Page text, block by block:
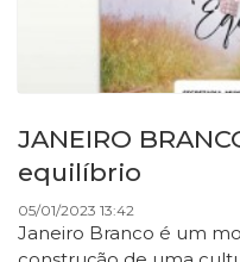
JANEIRO
equilíbrio
05/01/2023 13:42
Janeiro Branco é um